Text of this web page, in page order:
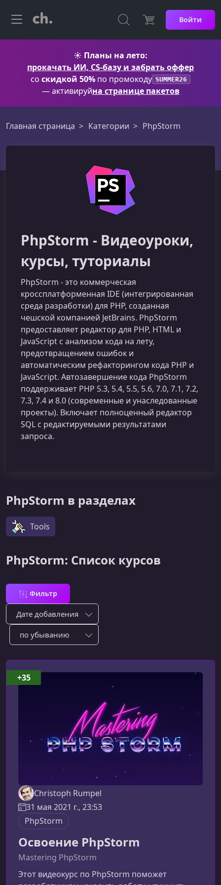
Войти
☀️ Планы на лето:
прокачать ИИ, CS-базу и забрать оффер
со скидкой 50% по промокоду SUMMER26
— активируйна странице пакетов
Главная страница Категории PhpStorm
PhpStorm - Видеоуроки,
курсы, туториалы
PhpStorm - это коммерческая
кроссплатформенная IDE (интегрированная
среда разработки) для PHP, созданная
чешской компанией JetBrains. PhpStorm
предоставляет редактор для PHP, HTML и
JavaScript с анализом кода на лету,
предотвращением ошибок и
автоматическим рефакторингом кода PHP и
JavaScript. Автозавершение кода PhpStorm
поддерживает PHP 5.3, 5.4, 5.5, 5.6, 7.0, 7.1, 7.2,
7.3, 7.4 и 8.0 (современные и унаследованные
проекты). Включает полноценный редактор
SQL с редактируемыми результатами
запроса.
PhpStorm в разделах
Tools
PhpStorm: Список курсов
Фильтр
Сортировка по:
Сотировать по:
Christoph Rumpel
31 мая 2021 г., 23:53
PhpStorm
Освоение PhpStorm
Mastering PhpStorm
Этот видеокурс по PhpStorm поможет
+35